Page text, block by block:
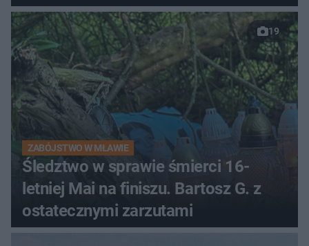
19
ZABÓJSTWO W MŁAWIE
Śledztwo w sprawie śmierci 16-
letniej Mai na finiszu. Bartosz G. z
ostatecznymi zarzutami